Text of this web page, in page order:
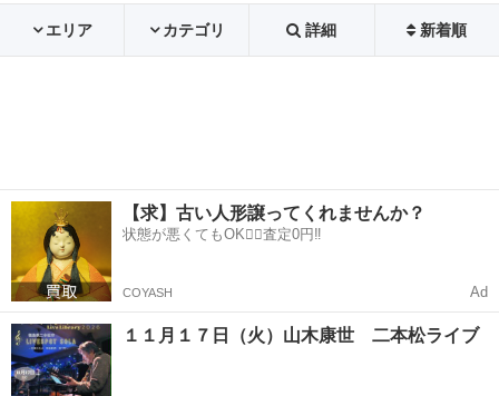
エリア カテゴリ 詳細 新着順
【求】古い人形譲ってくれませんか？
状態が悪くてもOK🙆‍♀️査定0円‼️
COYASH Ad
１１月１７日（火）山木康世 二本松ライブ